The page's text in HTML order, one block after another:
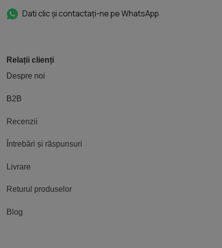
Dati clic și contactați-ne pe WhatsApp
Relații clienți
Despre noi
B2B
Recenzii
Întrebări și răspunsuri
Livrare
Returul produselor
Blog